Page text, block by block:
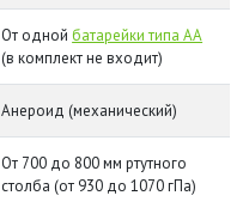
От однойбатарейки типа АА
(в комплект не входит)
Анероид (механический)
От 700 до 800 мм ртутного
столба (от 930 до 1070 гПа)